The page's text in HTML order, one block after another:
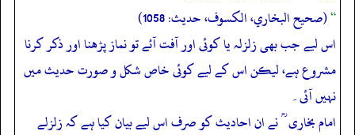
“(صحیح البخاري، الکسوف، حدیث: 1058)
اس لیے جب بھی زلزلہ یا کوئی اور آفت آئے تو نماز پڑھنا اور ذکر کرنا
مشروع ہے، لیکن اس کے لیے کوئی خاص شکل و صورت حدیث میں
نہیں آئی۔
امام بخاری ؒ نے ان احادیث کو صرف اس لیے بیان کیا ہے کہ زلزلے